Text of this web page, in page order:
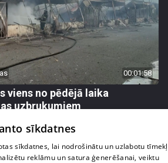
00:01:58
viens no pēdējā laika
uzbrukumiem
sīkdatnes
sīkdatnes, lai nodrošinātu un uzlabotu
reklāmu un satura ģenerēšanai, veiktu